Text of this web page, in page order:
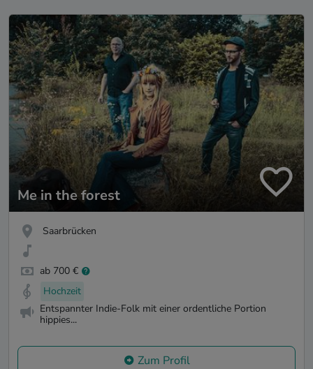
Me in the forest
Saarbrücken
ab 700 €
Hochzeit
Entspannter Indie-Folk mit einer ordentliche Portion
hippies...
Zum Profil